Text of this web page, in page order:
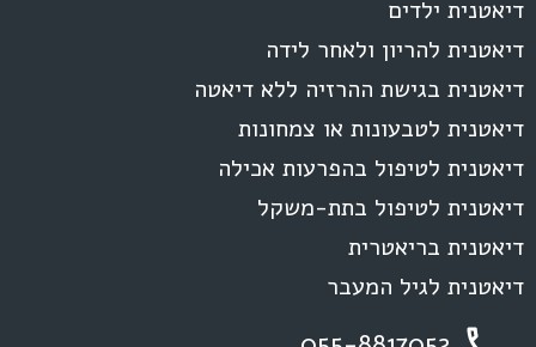
דיאטנית ילדים
דיאטנית להריון ולאחר לידה
דיאטנית בגישת ההרזיה ללא דיאטה
דיאטנית לטבעונות או צמחונות
דיאטנית לטיפול בהפרעות אכילה
דיאטנית לטיפול בתת-משקל
דיאטנית בריאטרית
דיאטנית לגיל המעבר